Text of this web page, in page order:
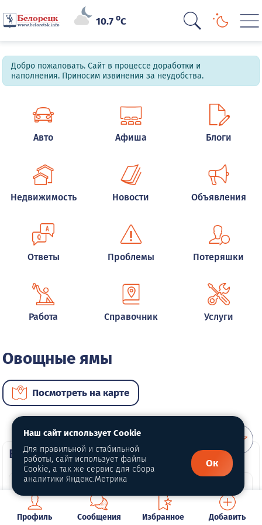
10.7oC
Добро пожаловать. Сайт в процессе доработки и
наполнения. Приносим извинения за неудобства.
Авто Афиша Блоги
Недвижимость Новости Объявления
Ответы Проблемы Потеряшки
Работа Справочник Услуги
Овощные ямы
Посмотреть на карте
ВИП недвижимость
Профиль Сообщения Избранное Добавить
Наш сайт использует Cookie
Для правильной и стабильной
работы, сайт использует файлы
Cookie, а так же сервис для сбора
аналитики Яндекс.Метрика
Ок